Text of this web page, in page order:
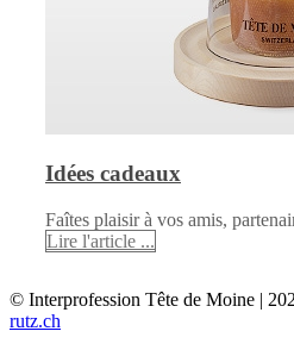
Idées cadeaux
Faîtes plaisir à vos amis,
Lire l'article ...
© Interprofession Tête de Moine |
rutz.ch